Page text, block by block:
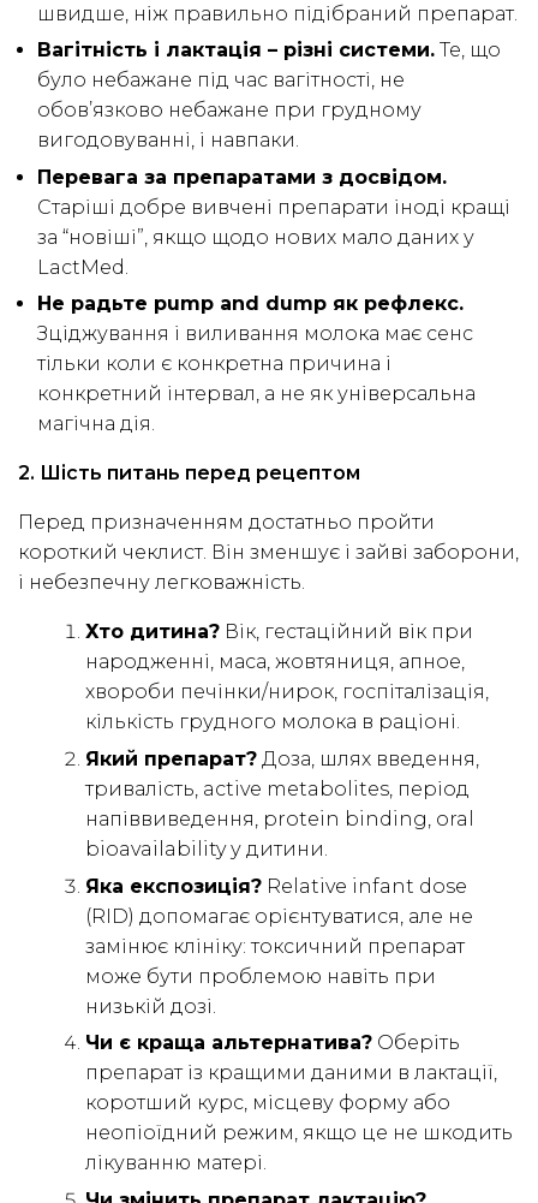
швидше, ніж правильно підібраний препарат.
Вагітність і лактація – різні системи. Те, що
було небажане під час вагітності, не
обов’язково небажане при грудному
вигодовуванні, і навпаки.
Перевага за препаратами з досвідом.
Старіші добре вивчені препарати іноді кращі
за “новіші”, якщо щодо нових мало даних у
LactMed.
Не радьте pump and dump як рефлекс.
Зціджування і виливання молока має сенс
тільки коли є конкретна причина і
конкретний інтервал, а не як універсальна
магічна дія.
2. Шість питань перед рецептом
Перед призначенням достатньо пройти
короткий чеклист. Він зменшує і зайві заборони,
і небезпечну легковажність.
Хто дитина? Вік, гестаційний вік при
народженні, маса, жовтяниця, апное,
хвороби печінки/нирок, госпіталізація,
кількість грудного молока в раціоні.
Який препарат? Доза, шлях введення,
тривалість, active metabolites, період
напіввиведення, protein binding, oral
bioavailability у дитини.
Яка експозиція? Relative infant dose
(RID) допомагає орієнтуватися, але не
замінює клініку: токсичний препарат
може бути проблемою навіть при
низькій дозі.
Чи є краща альтернатива? Оберіть
препарат із кращими даними в лактації,
коротший курс, місцеву форму або
неопіоїдний режим, якщо це не шкодить
лікуванню матері.